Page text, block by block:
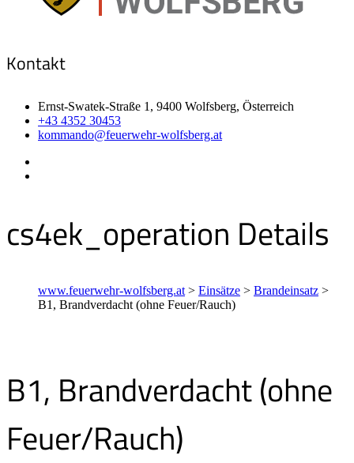
Kontakt
Ernst-Swatek-Straße 1, 9400 Wolfsberg, Österreich
+43 4352 30453
kommando@feuerwehr-wolfsberg.at
cs4ek_operation Details
www.feuerwehr-wolfsberg.at > Einsätze > Brandeinsatz >
B1, Brandverdacht (ohne Feuer/Rauch)
B1, Brandverdacht (ohne
Feuer/Rauch)